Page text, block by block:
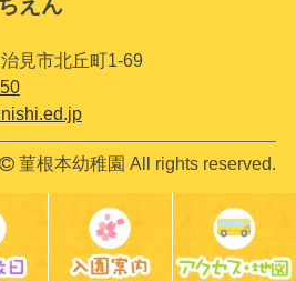
えん
見市北丘町1-69
菫根本幼稚園 All rights reserved.